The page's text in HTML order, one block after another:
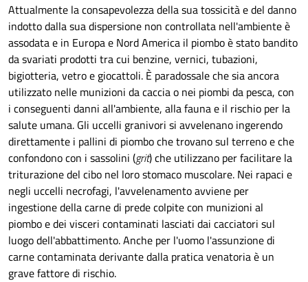
Attualmente la consapevolezza della sua tossicità e del danno
indotto dalla sua dispersione non controllata nell'ambiente è
assodata e in Europa e Nord America il piombo è stato bandito
da svariati prodotti tra cui benzine, vernici, tubazioni,
bigiotteria, vetro e giocattoli. È paradossale che sia ancora
utilizzato nelle munizioni da caccia o nei piombi da pesca, con
i conseguenti danni all'ambiente, alla fauna e il rischio per la
salute umana. Gli uccelli granivori si avvelenano ingerendo
direttamente i pallini di piombo che trovano sul terreno e che
confondono con i sassolini (grit) che utilizzano per facilitare la
triturazione del cibo nel loro stomaco muscolare. Nei rapaci e
negli uccelli necrofagi, l'avvelenamento avviene per
ingestione della carne di prede colpite con munizioni al
piombo e dei visceri contaminati lasciati dai cacciatori sul
luogo dell'abbattimento. Anche per l'uomo l'assunzione di
carne contaminata derivante dalla pratica venatoria è un
grave fattore di rischio.